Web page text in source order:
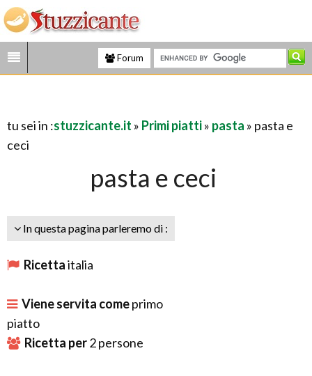
Forum
tu sei in :stuzzicante.it » Primi piatti» pasta » pasta e
ceci
pasta e ceci
In questa pagina parleremo di :
Ricettaitalia
Viene servita comeprimo
piatto
Ricetta per2persone